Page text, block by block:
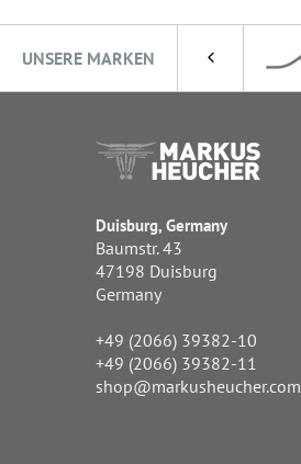
UNSERE MARKEN
Duisburg, Germany
Baumstr. 43
47198 Duisburg
Germany
+49 (2066) 39382-10
+49 (2066) 39382-11
shop@markusheucher.com